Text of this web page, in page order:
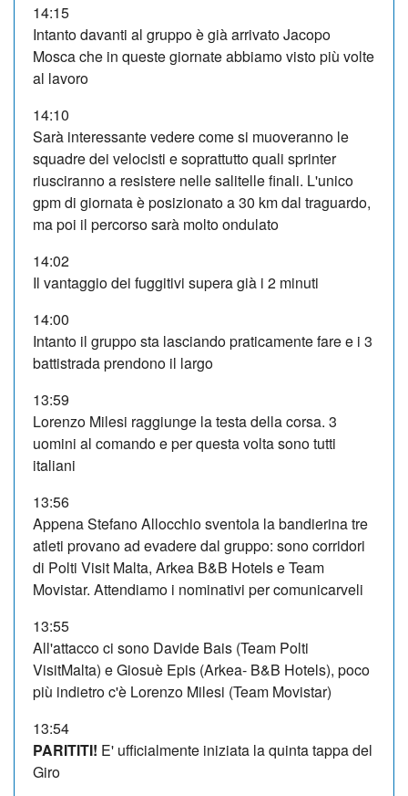
14:15
Intanto davanti al gruppo è già arrivato Jacopo
Mosca che in queste giornate abbiamo visto più volte
al lavoro
14:10
Sarà interessante vedere come si muoveranno le
squadre dei velocisti e soprattutto quali sprinter
riusciranno a resistere nelle salitelle finali. L'unico
gpm di giornata è posizionato a 30 km dal traguardo,
ma poi il percorso sarà molto ondulato
14:02
Il vantaggio dei fuggitivi supera già i 2 minuti
14:00
Intanto il gruppo sta lasciando praticamente fare e i 3
battistrada prendono il largo
13:59
Lorenzo Milesi raggiunge la testa della corsa. 3
uomini al comando e per questa volta sono tutti
italiani
13:56
Appena Stefano Allocchio sventola la bandierina tre
atleti provano ad evadere dal gruppo: sono corridori
di Polti Visit Malta, Arkea B&B Hotels e Team
Movistar. Attendiamo i nominativi per comunicarveli
13:55
All'attacco ci sono Davide Bais (Team Polti
VisitMalta) e Giosuè Epis (Arkea- B&B Hotels), poco
più indietro c'è Lorenzo Milesi (Team Movistar)
13:54
PARITITI! E' ufficialmente iniziata la quinta tappa del
Giro